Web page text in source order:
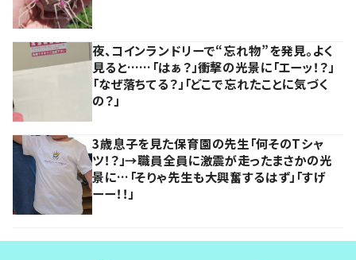
夜、コインランドリーで“忘れ物”を発見。よく
見ると……「はぁ？」衝撃の光景に「エーッ！？」
「なぜ落ちてる？」「どこで忘れたことに気づく
の？」
3歳息子を見た保育園の先生「何そのTシャ
ツ！？」→職員全員に激震が走ったまさかの光
景に…「そりゃ先生も大興奮するはず」「すげ
ーー！！」